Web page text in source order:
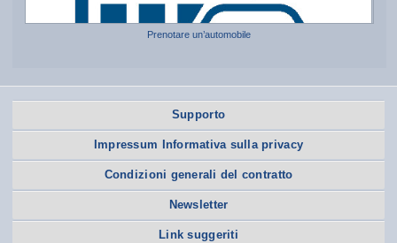
Prenotare un’automobile
Supporto
Impressum Informativa sulla privacy
Condizioni generali del contratto
Newsletter
Link suggeriti